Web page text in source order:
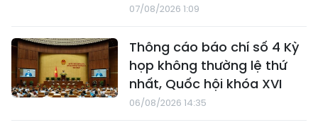
07/08/2026 1:09
Thông cáo báo chí số 4 Kỳ
họp không thường lệ thứ
nhất, Quốc hội khóa XVI
06/08/2026 14:35